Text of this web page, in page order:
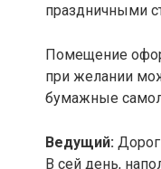
праздничными
Помещение
при желании
бумажные
Ведущий:
В сей день,